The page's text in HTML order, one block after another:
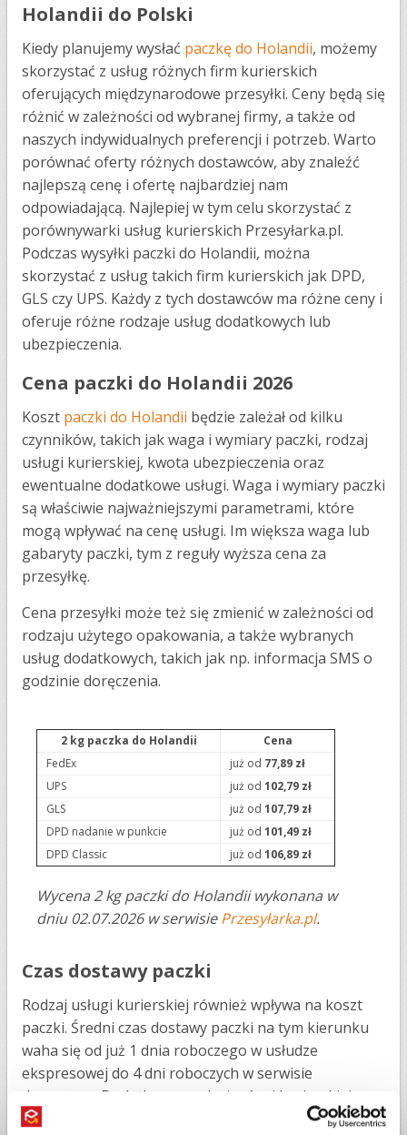
Holandii do Polski
Kiedy planujemy wysłać paczkę do Holandii, możemy
skorzystać z usług różnych firm kurierskich
oferujących międzynarodowe przesyłki. Ceny będą się
różnić w zależności od wybranej firmy, a także od
naszych indywidualnych preferencji i potrzeb. Warto
porównać oferty różnych dostawców, aby znaleźć
najlepszą cenę i ofertę najbardziej nam
odpowiadającą. Najlepiej w tym celu skorzystać z
porównywarki usług kurierskich Przesyłarka.pl.
Podczas wysyłki paczki do Holandii, można
skorzystać z usług takich firm kurierskich jak DPD,
GLS czy UPS. Każdy z tych dostawców ma różne ceny i
oferuje różne rodzaje usług dodatkowych lub
ubezpieczenia.
Cena paczki do Holandii 2026
Koszt paczki do Holandii będzie zależał od kilku
czynników, takich jak waga i wymiary paczki, rodzaj
usługi kurierskiej, kwota ubezpieczenia oraz
ewentualne dodatkowe usługi. Waga i wymiary paczki
są właściwie najważniejszymi parametrami, które
mogą wpływać na cenę usługi. Im większa waga lub
gabaryty paczki, tym z reguły wyższa cena za
przesyłkę.
Cena przesyłki może też się zmienić w zależności od
rodzaju użytego opakowania, a także wybranych
usług dodatkowych, takich jak np. informacja SMS o
godzinie doręczenia.
2 kg paczka do Holandii
Cena
FedEx
już od 77,89 zł
UPS
już od 102,79 zł
GLS
już od 107,79 zł
DPD nadanie w punkcie
już od 101,49 zł
DPD Classic
już od 106,89 zł
Wycena 2 kg paczki do Holandii wykonana w
dniu 02.07.2026 w serwisiePrzesyłarka.pl.
Czas dostawy paczki
Rodzaj usługi kurierskiej również wpływa na koszt
paczki. Średni czas dostawy paczki na tym kierunku
waha się od już 1 dnia roboczego w usłudze
ekspresowej do 4 dni roboczych w serwisie
drogowym. Dodatkowo, rodzaj usługi kurierskiej
również wpływa na koszt paczki. Przesyłki